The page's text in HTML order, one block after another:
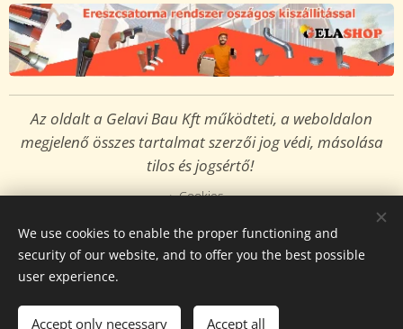
Add to cart
Az oldalt a Gelavi Bau Kft működteti, a weboldalon
megjelenő összes tartalmatszerzői jog védi, másolása
tilos és jogsértő!
Cookies
Languages
Magyar
English
We use cookies to enable the proper functioning and
security of our website, and to offer you the best possible
user experience.
Accept only necessary Accept all